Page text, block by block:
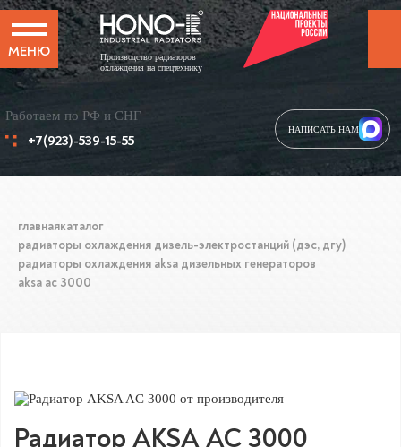
МЕНЮ
Производство радиаторов
охлаждения на спецтехнику
НАПИСАТЬ НАМ
Работаем по РФ и СНГ
+7(923)-539-15-55
главнаякаталог
радиаторы охлаждения дизель-электростанций (дэс, дгу)
радиаторы охлаждения aksa дизельных генераторов
aksa ac 3000
Радиатор AKSA AC 3000